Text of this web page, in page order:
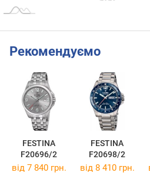
Рекомендуємо
FESTINA
F20696/2
FESTINA
F20698/2
від 7 840 грн. від 8 410 грн.